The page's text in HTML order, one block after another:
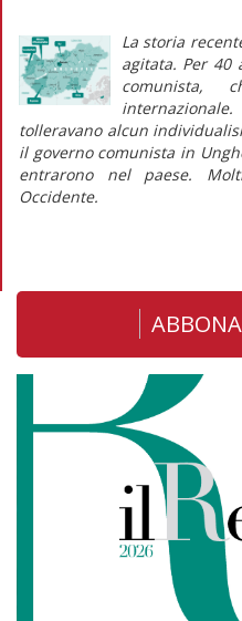
La storia
agitata. Per
tolleravano alcun
il governo comunista in
entrarono nel paese.
Occidente.